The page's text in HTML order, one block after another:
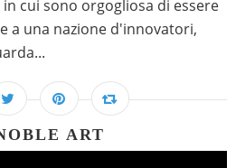
cui sono orgogliosa di essere
a una nazione d'innovatori,
ART